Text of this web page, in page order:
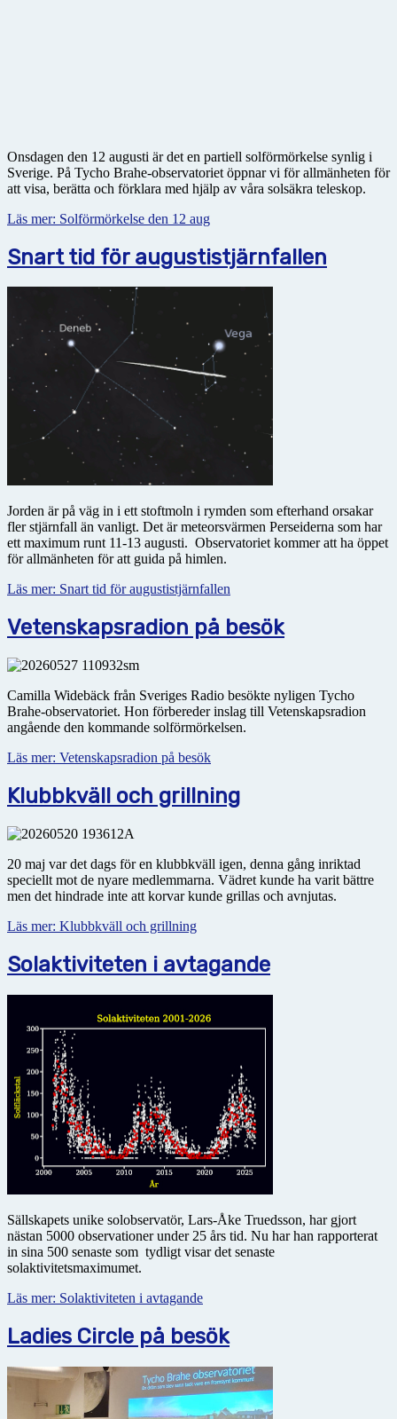
Onsdagen den 12 augusti är det en partiell solförmörkelse synlig i
Sverige. På Tycho Brahe-observatoriet öppnar vi för allmänheten för
att visa, berätta och förklara med hjälp av våra solsäkra teleskop.
Läs mer: Solförmörkelse den 12 aug
Snart tid för augustistjärnfallen
Jorden är på väg in i ett stoftmoln i rymden som efterhand orsakar
fler stjärnfall än vanligt. Det är meteorsvärmen Perseiderna som har
ett maximum runt 11-13 augusti. Observatoriet kommer att ha öppet
för allmänheten för att guida på himlen.
Läs mer: Snart tid för augustistjärnfallen
Vetenskapsradion på besök
Camilla Widebäck från Sveriges Radio besökte nyligen Tycho
Brahe-observatoriet. Hon förbereder inslag till Vetenskapsradion
angående den kommande solförmörkelsen.
Läs mer: Vetenskapsradion på besök
Klubbkväll och grillning
20 maj var det dags för en klubbkväll igen, denna gång inriktad
speciellt mot de nyare medlemmarna. Vädret kunde ha varit bättre
men det hindrade inte att korvar kunde grillas och avnjutas.
Läs mer: Klubbkväll och grillning
Solaktiviteten i avtagande
Sällskapets unike solobservatör, Lars-Åke Truedsson, har gjort
nästan 5000 observationer under 25 års tid. Nu har han rapporterat
in sina 500 senaste som tydligt visar det senaste
solaktivitetsmaximumet.
Läs mer: Solaktiviteten i avtagande
Ladies Circle på besök